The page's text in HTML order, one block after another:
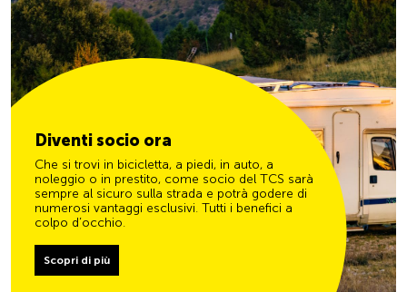
Diventi socio ora
Che si trovi in bicicletta, a piedi, in auto, a
noleggio o in prestito, come socio del TCS sarà
sempre al sicuro sulla strada e potrà godere di
numerosi vantaggi esclusivi. Tutti i benefici a
colpo d’occhio.
Scopri di più